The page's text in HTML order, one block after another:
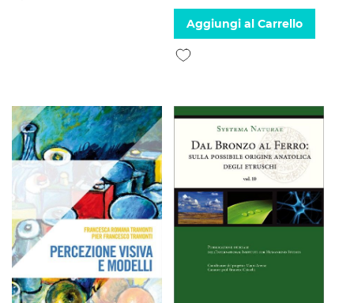
Aggiungi al Carrello
Aggiungi alla lista desideri